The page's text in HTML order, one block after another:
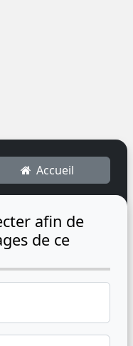
Accueil
afin de
de ce